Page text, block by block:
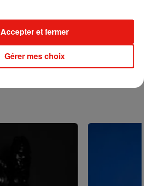
31 juillet 2026
historique à Ibiza
Gérer mes choix
Accepter et fermer